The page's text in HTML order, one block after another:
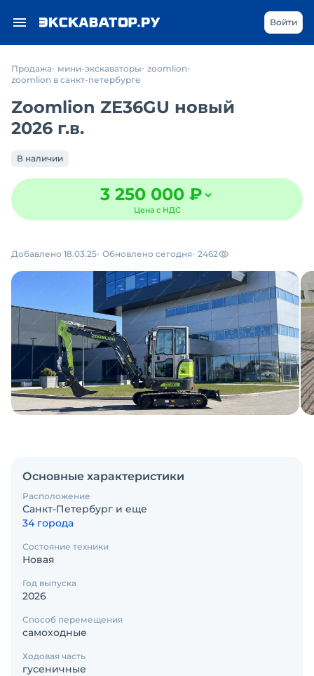
Войти
Продажа мини-экскаваторы zoomlion
zoomlion в санкт-петербурге
Zoomlion ZE36GU новый
2026 г.в.
В наличии
3 250 000 ₽
Цена с НДС
Добавлено 18.03.25 Обновлено сегодня 2462
Основные характеристики
Расположение
Санкт-Петербург и еще
34 города
Состояние техники
Новая
Год выпуска
2026
Способ перемещения
самоходные
Ходовая часть
гусеничные